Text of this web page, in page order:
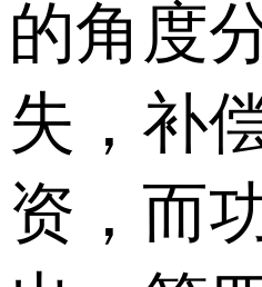
的角度
失，补
资，而